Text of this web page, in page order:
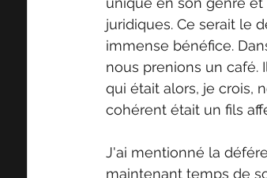
juridiques. Ce serait le
immense bénéfice.
nous prenions un café.
qui était alors, je crois,
cohérent était un fils
J'ai mentionné la
maintenant temps de